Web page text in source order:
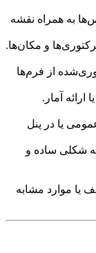
به همراه نقشه
و مکان‌ها.
از فرم‌ها
ارائه آمار.
یا در پنل
شکلی ساده و
یا موارد مشابه